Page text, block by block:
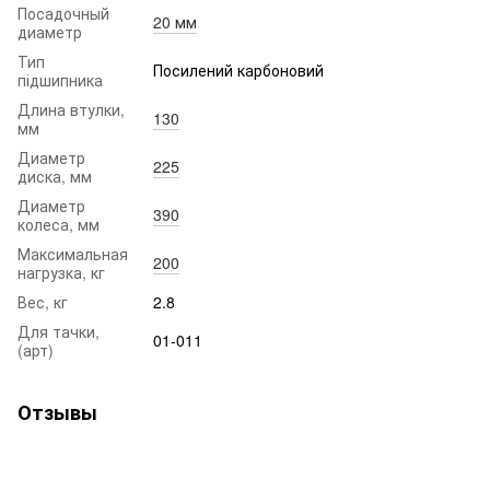
Посадочный
диаметр
20 мм
Тип
підшипника
Посилений карбоновий
Длина втулки,
мм
130
Диаметр
диска, мм
225
Диаметр
колеса, мм
390
Максимальная
нагрузка, кг
200
Вес, кг
2.8
Для тачки,
(арт)
01-011
Отзывы